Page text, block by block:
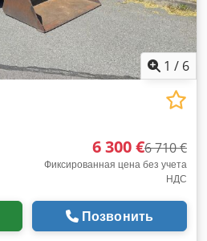
1 / 6
6 300 €6 710 €
Фиксированная цена без учета
НДС
Позвонить